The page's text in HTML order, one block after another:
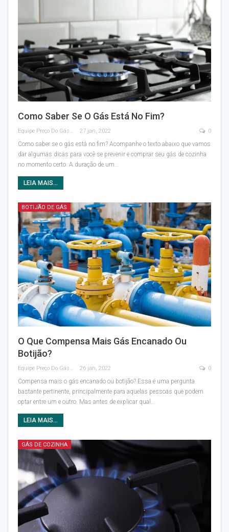
Como Saber Se O Gás Está No Fim?
Equipe Preço Do Gás 27 jan, 2022 0
Como saber se o gás está no fim? Acompanhe o texto abaixo que vamos
dar algumas dicas para você se prevenir e comprar seu gás de cozinha
no momento certo. A duração de um…
LEIA MAIS...
BOTIJÃO DE GÁS
O Que Compensa Mais Gás Encanado Ou
Botijão?
Equipe Preço Do Gás 26 jan, 2022 0
Compensa mais o gás encanado ou botijão? Essa é uma pergunta
bastante pertinente, principalmente para aquelas pessoas que podem
optar entre um e outro. Mas antes de explicar qual …
LEIA MAIS...
GÁS DE COZINHA